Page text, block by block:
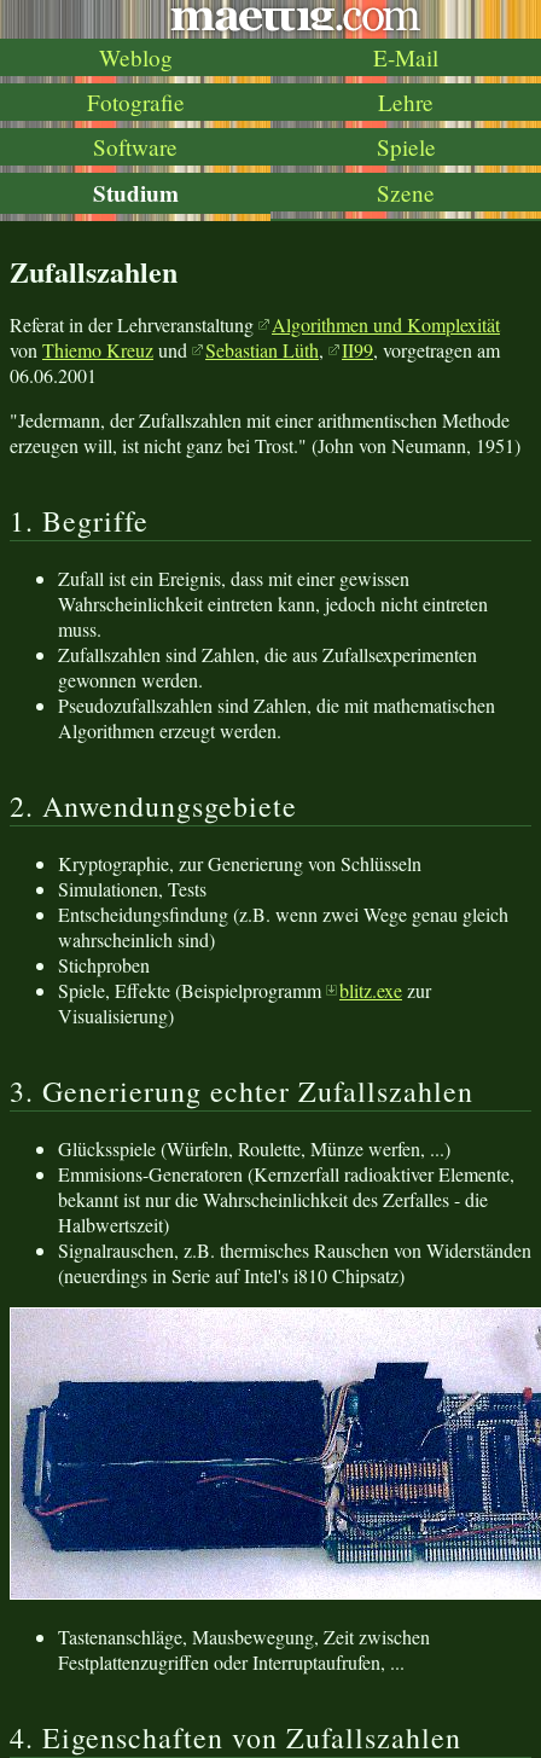
Weblog
E-Mail
Fotografie
Lehre
Software
Spiele
Studium Szene
Zufallszahlen
Referat in der Lehrveranstaltung
Algorithmen und Komplexität
von Thiemo Kreuzund Sebastian Lüth, II99, vorgetragen am
06.06.2001
"Jedermann, der Zufallszahlen mit einer arithmentischen Methode
erzeugen will, ist nicht ganz bei Trost." (John von Neumann, 1951)
1. Begriffe
Zufall ist ein Ereignis, dass mit einer gewissen
Wahrscheinlichkeit eintreten kann, jedoch nicht eintreten
muss.
Zufallszahlen sind Zahlen, die aus Zufallsexperimenten
gewonnen werden.
Pseudozufallszahlen sind Zahlen, die mit mathematischen
Algorithmen erzeugt werden.
2. Anwendungsgebiete
Kryptographie, zur Generierung von Schlüsseln
Simulationen, Tests
Entscheidungsfindung (z.B. wenn zwei Wege genau gleich
wahrscheinlich sind)
Stichproben
Spiele, Effekte (Beispielprogramm
blitz.exezur
Visualisierung)
3. Generierung echter Zufallszahlen
Glücksspiele (Würfeln, Roulette, Münze werfen, ...)
Emmisions-Generatoren (Kernzerfall radioaktiver Elemente,
bekannt ist nur die Wahrscheinlichkeit des Zerfalles - die
Halbwertszeit)
Signalrauschen, z.B. thermisches Rauschen von Widerständen
(neuerdings in Serie auf Intel's i810 Chipsatz)
Tastenanschläge, Mausbewegung, Zeit zwischen
Festplattenzugriffen oder Interruptaufrufen, ...
4. Eigenschaften von Zufallszahlen